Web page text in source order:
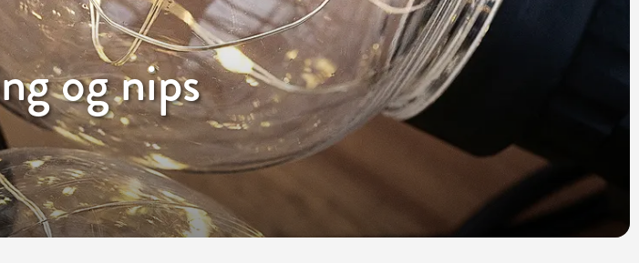
og nips